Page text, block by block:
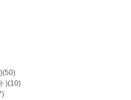
)(10)